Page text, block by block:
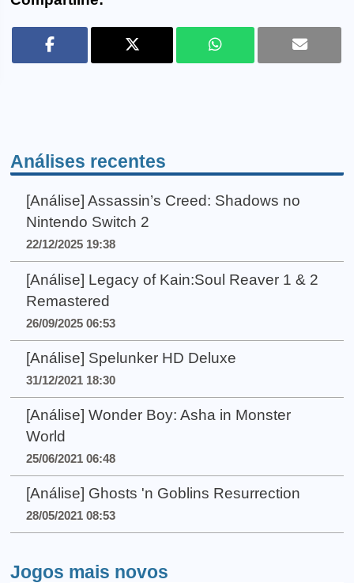
Análises recentes
[Análise] Assassin’s Creed: Shadows no
Nintendo Switch 2
22/12/2025 19:38
[Análise] Legacy of Kain:Soul Reaver 1 & 2
Remastered
26/09/2025 06:53
[Análise] Spelunker HD Deluxe
31/12/2021 18:30
[Análise] Wonder Boy: Asha in Monster
World
25/06/2021 06:48
[Análise] Ghosts 'n Goblins Resurrection
28/05/2021 08:53
Jogos mais novos